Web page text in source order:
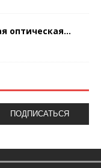
оптическая...
ПОДПИСАТЬСЯ